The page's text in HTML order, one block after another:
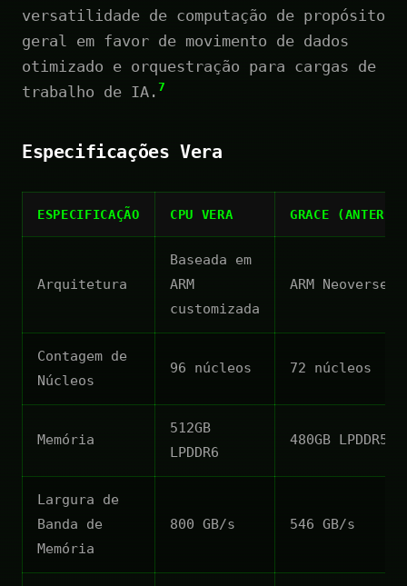
versatilidade de computação de propósito
geral em favor de movimento de dados
otimizado e orquestração para cargas de
trabalho de IA. 7
Especificações Vera
ESPECIFICAÇÃO CPU VERA GRACE
Arquitetura
Baseada em
ARM
customizada
ARM Neoverse
Contagem de
Núcleos
96 núcleos 72 núcleos
Memória
512GB
LPDDR6
480GB LPDDR5X
Largura de
Banda de
Memória
800 GB/s 546 GB/s